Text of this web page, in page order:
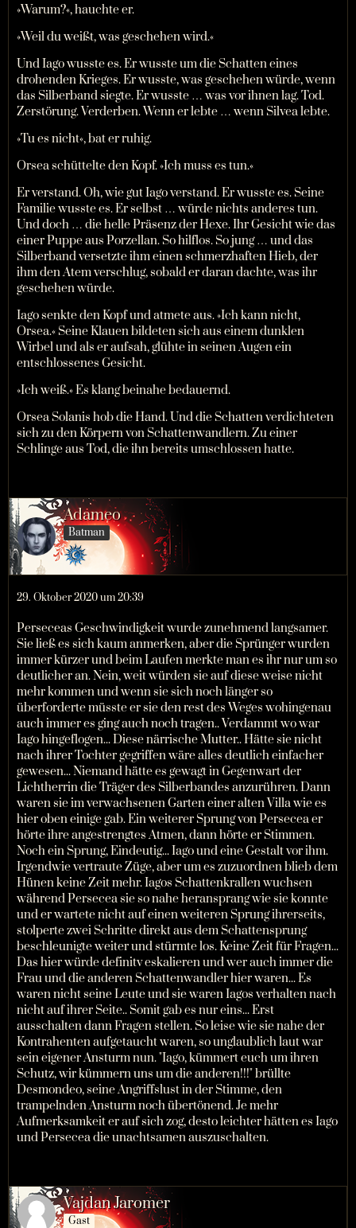
»Warum?«, hauchte er.
»Weil du weißt, was geschehen wird.«
Und Iago wusste es. Er wusste um die Schatten eines
drohenden Krieges. Er wusste, was geschehen würde, wenn
das Silberband siegte. Er wusste … was vor ihnen lag. Tod.
Zerstörung. Verderben. Wenn er lebte … wenn Silvea lebte.
»Tu es nicht«, bat er ruhig.
Orsea schüttelte den Kopf. »Ich muss es tun.«
Er verstand. Oh, wie gut Iago verstand. Er wusste es. Seine
Familie wusste es. Er selbst … würde nichts anderes tun.
Und doch … die helle Präsenz der Hexe. Ihr Gesicht wie das
einer Puppe aus Porzellan. So hilflos. So jung … und das
Silberband versetzte ihm einen schmerzhaften Hieb, der
ihm den Atem verschlug, sobald er daran dachte, was ihr
geschehen würde.
Iago senkte den Kopf und atmete aus. »Ich kann nicht,
Orsea.« Seine Klauen bildeten sich aus einem dunklen
Wirbel und als er aufsah, glühte in seinen Augen ein
entschlossenes Gesicht.
»Ich weiß.« Es klang beinahe bedauernd.
Orsea Solanis hob die Hand. Und die Schatten verdichteten
sich zu den Körpern von Schattenwandlern. Zu einer
Schlinge aus Tod, die ihn bereits umschlossen hatte.
Adameo
Batman
29. Oktober 2020 um 20:39
Perseceas Geschwindigkeit wurde zunehmend langsamer.
Sie ließ es sich kaum anmerken, aber die Sprünger wurden
immer kürzer und beim Laufen merkte man es ihr nur um so
deutlicher an. Nein, weit würden sie auf diese weise nicht
mehr kommen und wenn sie sich noch länger so
überforderte müsste er sie den rest des Weges wohingenau
auch immer es ging auch noch tragen.. Verdammt wo war
Iago hingeflogen... Diese närrische Mutter.. Hätte sie nicht
nach ihrer Tochter gegriffen wäre alles deutlich einfacher
gewesen... Niemand hätte es gewagt in Gegenwart der
Lichtherrin die Träger des Silberbandes anzurühren. Dann
waren sie im verwachsenen Garten einer alten Villa wie es
hier oben einige gab. Ein weiterer Sprung von Persecea er
hörte ihre angestrengtes Atmen, dann hörte er Stimmen.
Noch ein Sprung, Eindeutig... Iago und eine Gestalt vor ihm.
Irgendwie vertraute Züge, aber um es zuzuordnen blieb dem
Hünen keine Zeit mehr. Iagos Schattenkrallen wuchsen
während Persecea sie so nahe heransprang wie sie konnte
und er wartete nicht auf einen weiteren Sprung ihrerseits,
stolperte zwei Schritte direkt aus dem Schattensprung
beschleunigte weiter und stürmte los. Keine Zeit für Fragen...
Das hier würde definitv eskalieren und wer auch immer die
Frau und die anderen Schattenwandler hier waren... Es
waren nicht seine Leute und sie waren Iagos verhalten nach
nicht auf ihrer Seite.. Somit gab es nur eins... Erst
ausschalten dann Fragen stellen. So leise wie sie nahe der
Kontrahenten aufgetaucht waren, so unglaublich laut war
sein eigener Ansturm nun. "Iago, kümmert euch um ihren
Schutz, wir kümmern uns um die anderen!!!" brüllte
Desmondeo, seine Angriffslust in der Stimme, den
trampelnden Ansturm noch übertönend. Je mehr
Aufmerksamkeit er auf sich zog, desto leichter hätten es Iago
und Persecea die unachtsamen auszuschalten.
Vajdan Jaromer
Gast